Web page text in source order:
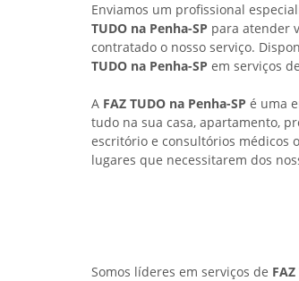
Enviamos um profissional
TUDO na Penha-SP para atender
contratado o nosso serviço.
TUDO na Penha-SP em serviços
A FAZ TUDO na Penha-SP é uma
tudo na sua casa, apartamento,
escritório e consultórios médicos
lugares que necessitarem dos
Somos líderes em serviços de